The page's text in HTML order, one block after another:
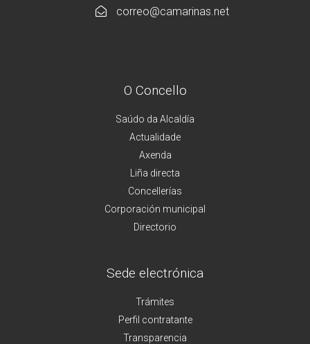
correo@camarinas.net
O Concello
Saúdo da Alcaldía
Actualidade
Axenda
Liña directa
Concellerías
Corporación municipal
Directorio
Sede electrónica
Trámites
Perfil contratante
Transparencia